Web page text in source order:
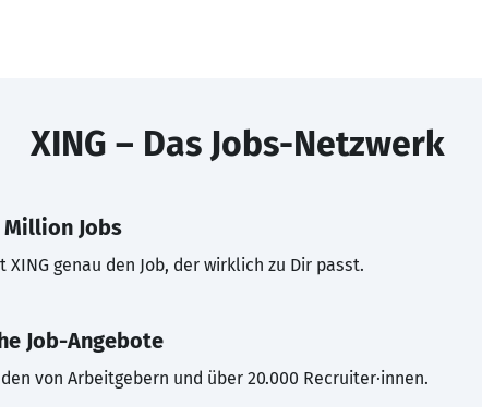
XING – Das Jobs-Netzwerk
Jobs
XING genau den Job, der wirklich zu Dir passt.
Job-Angebote
von Arbeitgebern und über 20.000 Recruiter·innen.